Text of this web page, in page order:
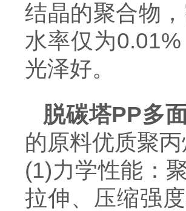
结晶的聚合物
水率仅为
光泽好。
脱碳塔PP多
的原料优质聚
(1)力学性能：
拉伸、压缩强